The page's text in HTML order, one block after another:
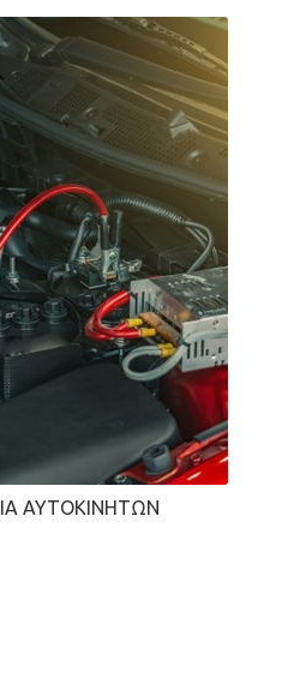
ΑΥΤΟΚΙΝΉΤΩΝ